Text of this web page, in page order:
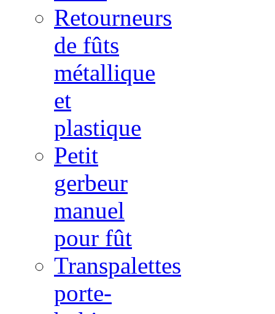
Retourneurs
de fûts
métallique
et
plastique
Petit
gerbeur
manuel
pour fût
Transpalettes
porte-